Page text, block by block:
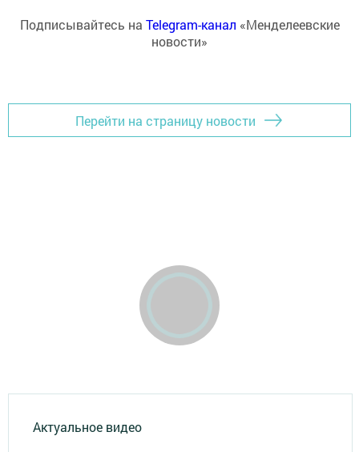
Подписывайтесь на Telegram-канал «Менделеевские
новости»
Перейти на страницу новости
Актуальное видео